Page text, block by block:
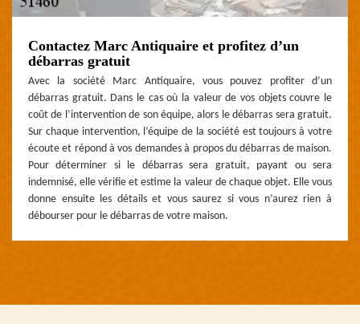
Contactez Marc Antiquaire et profitez d’un
débarras gratuit
Avec la société Marc Antiquaire, vous pouvez profiter d’un
débarras gratuit. Dans le cas où la valeur de vos objets couvre le
coût de l’intervention de son équipe, alors le débarras sera gratuit.
Sur chaque intervention, l’équipe de la société est toujours à votre
écoute et répond à vos demandes à propos du débarras de maison.
Pour déterminer si le débarras sera gratuit, payant ou sera
indemnisé, elle vérifie et estime la valeur de chaque objet. Elle vous
donne ensuite les détails et vous saurez si vous n’aurez rien à
débourser pour le débarras de votre maison.